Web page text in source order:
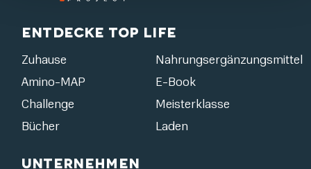
Entdecke Top Life
Zuhause
Nahrungsergänzungsmittel
Amino-MAP
E-Book
Challenge
Meisterklasse
Bücher
Laden
Unternehmen